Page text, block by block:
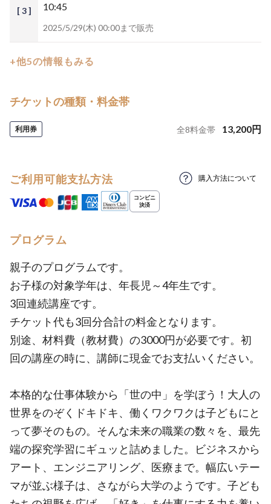
[ 3 ]
10:45
2025/5/29(木) 00:00まで販売
+他5の情報もみる
チケットの種類・料金帯
利用券 全8料金帯 13,200円
ご利用可能支払方法 購入方法について
プログラム
親子のプログラムです。
お子様の対象学年は、年長児～4年生です。
3回連続講座です。
チケット代も3回分合計の料金となります。
別途、材料費（教材費）の3000円が必要です。初
回の講座の時に、講師に現金でお支払いください。
本格的な仕事体験から「世の中」を学ぼう！大人の
世界をのぞくドキドキ、働くワクワクは子どもにと
って夢そのもの。そんな未来の職業の数々を、最先
端の探究学習にギュッと詰めました。ビジネスから
アート、エンジニアリング、医療まで。幅広いテー
マが並ぶ様子は、さながら大学のようです。子ども